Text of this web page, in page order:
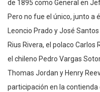
de 1895 como General en
Pero no fue el único, junto a
Leoncio Prado y José
Rius Rivera, el polaco
el chileno Pedro Vargas
Thomas Jordan y Henry
participación en la